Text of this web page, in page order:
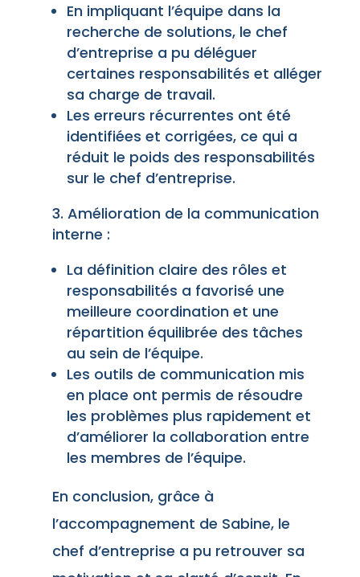
En impliquant l’équipe dans la
recherche de solutions, le chef
d’entreprise a pu déléguer
certaines responsabilités et alléger
sa charge de travail.
Les erreurs récurrentes ont été
identifiées et corrigées, ce qui a
réduit le poids des responsabilités
sur le chef d’entreprise.
Amélioration de la communication
interne :
La définition claire des rôles et
responsabilités a favorisé une
meilleure coordination et une
répartition équilibrée des tâches
au sein de l’équipe.
Les outils de communication mis
en place ont permis de résoudre
les problèmes plus rapidement et
d’améliorer la collaboration entre
les membres de l’équipe.
En conclusion, grâce à
l’accompagnement de Sabine, le
chef d’entreprise a pu retrouver sa